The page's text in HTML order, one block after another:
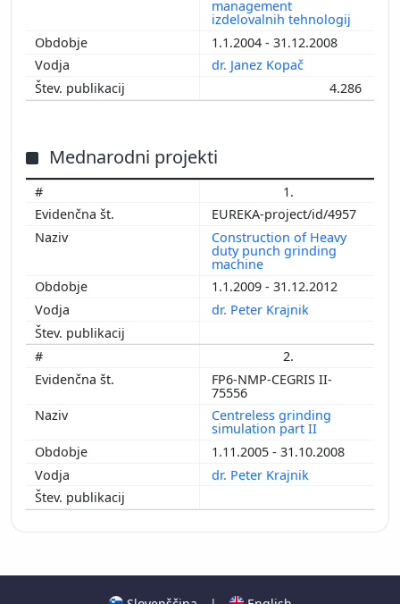
management
izdelovalnih tehnologij
1.1.2004 - 31.12.2008
dr. Janez Kopač
4.286
Mednarodni projekti
1.
EUREKA-project/id/4957
Construction of Heavy
duty punch grinding
machine
1.1.2009 - 31.12.2012
dr. Peter Krajnik
2.
FP6-NMP-CEGRIS II-
75556
Centreless grinding
simulation part II
1.11.2005 - 31.10.2008
dr. Peter Krajnik